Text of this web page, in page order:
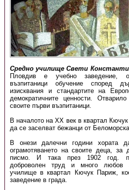
Средно училище Свети
Пловдив е учебно заведение,
възпитаници обучение според
изисквания и стандартите на
демократичните ценности.
своите първи възпитаници.
В началото на XX век в квартал
да се заселват бежанци от
В онези далечни години хората
ограмотяването на своите деца,
писмо. И така през 1902 год.
доброволен труд и много любов
училище в квартал Кючук Париж,
заведение в града.